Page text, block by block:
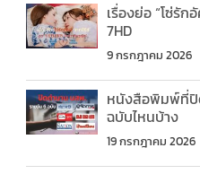
เรื่องย่อ “โซ่รั
7HD
9 กรกฎาคม 2026
หนังสือพิมพ์ที่ปิ
ฉบับไหนบ้าง
19 กรกฎาคม 2026